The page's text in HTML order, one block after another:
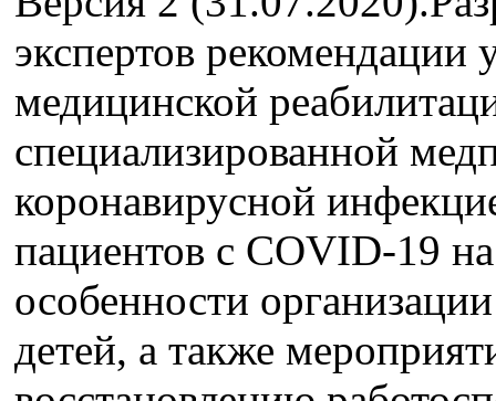
экспертов
медицинской
специализированной
коронавирусной
пациентов с COVID-19
особенности
детей, а также